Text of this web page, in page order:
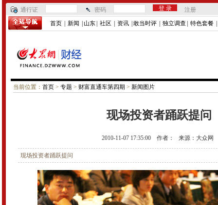
通行证 密码
注册
首页
新闻 山东 社区 资讯 敢当时评 独立调查 特色套餐
当前位置： 首页 > 专题 > 财富直通车第四期 > 新闻图片
现场投资者踊跃提问
2010-11-07 17:35:00 作者： 来源： 大众网
现场投资者踊跃提问